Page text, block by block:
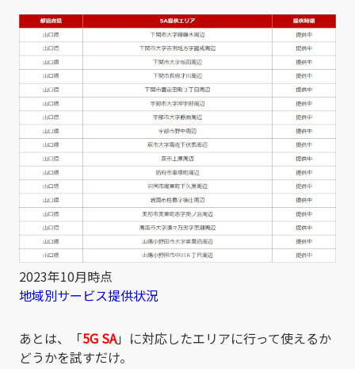
2023年10月時点
地域別サービス提供状況
あとは、「5G SA」に対応したエリアに行って使えるか
どうかを試すだけ。